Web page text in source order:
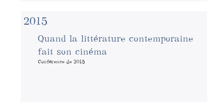
2015
Quand la littérature contemporaine
fait son cinéma
Conférence de 2015